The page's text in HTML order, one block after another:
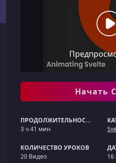
Начать
ПРОДОЛЖИТЕЛЬНОСТЬ
3 ч 41 мин
КОЛИЧЕСТВО УРОКОВ
20 Видео
16